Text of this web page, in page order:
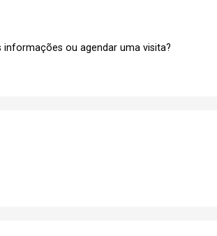
informações ou agendar uma visita?
os